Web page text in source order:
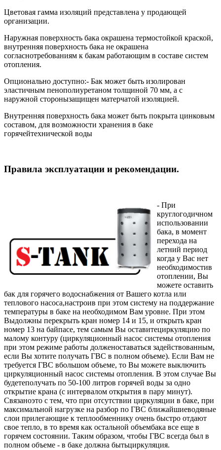
Цветовая гамма изоляций представлена у продающей
организации.
Наружная поверхность бака окрашена термостойкой краской,
внутренняя поверхность бака не окрашена
согласнотребованиям к бакам работающим в составе систем
отопления.
Опционально доступно:- Бак может быть изолирован
эластичным пенополиуретаном толщиной 70 мм, а с
наружной сторонызащищен матерчатой изоляцией.
Внутренняя поверхность бака может быть покрыта цинковым
составом, для возможности хранения в баке
горячейтехнической воды
Правила эксплуатации и рекомендации.
- При
круглогодичном
использовании
бака, в момент
перехода на
летний период
когда у Вас нет
необходимостив
отоплении, Вы
можете оставить
бак для горячего водоснабжения от Вашего котла или
теплового насоса,настроив при этом систему на поддержание
температуры в баке на необходимом Вам уровне. При этом
Выдолжны перекрыть кран номер 14 и 15, и открыть кран
номер 13 на байпасе, тем самым Вы оставитециркуляцию по
малому контуру (циркуляционный насос системы отопления
при этом режиме работы долженоставаться задействованным,
если Вы хотите получать ГВС в полном объеме). Если Вам не
требуется ГВС вбольшом объеме, то Вы можете выключить
циркуляционный насос системы отопления. В этом случае Вы
будетеполучать по 50-100 литров горячей воды за одно
открытие крана (с интервалом открытия в пару минут).
Связаноэто с тем, что при отсутствии циркуляции в баке, при
максимальной нагрузке на разбор по ГВС ближайшиеводяные
слои прилегающие к теплообменнику очень быстро отдают
свое тепло, в то время как остальной объембака все еще в
горячем состоянии. Таким образом, чтобы ГВС всегда был в
полном объеме - в баке должна бытьциркуляция.